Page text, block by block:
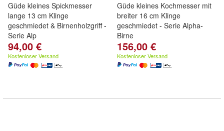
Güde kleines Spickmesser
lange 13 cm Klinge
geschmiedet & Birnenholzgriff -
Serie Alp
94,00 €
Kostenloser Versand
Güde kleines Kochmesser mit
breiter 16 cm Klinge
geschmiedet - Serie Alpha-
Birne
156,00 €
Kostenloser Versand